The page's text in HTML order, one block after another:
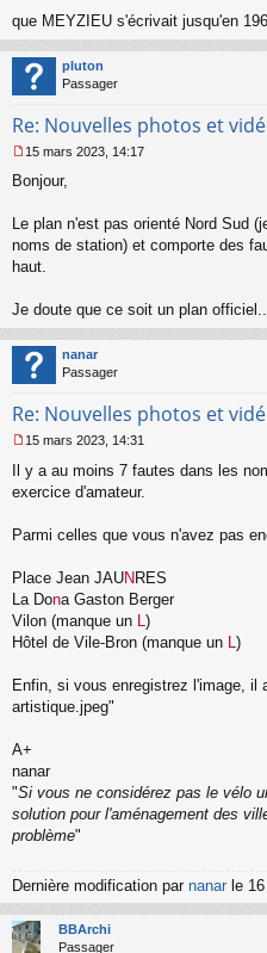
e
o
n
u
que MEYZIEU s'écrivait jusqu'en
pluton
Passager
Re: Nouvelles photos et
e
s
g
e
o
n
l
u
15 mars 2023, 14:17
Bonjour,
Le plan n'est pas orienté Nord Sud
noms de station) et comporte des
haut.
Je doute que ce soit un plan
nanar
Passager
Re: Nouvelles photos et
e
s
g
n
o
n
u
15 mars 2023, 14:31
Il y a au moins 7 fautes dans les
exercice d'amateur.
Parmi celles que vous n'avez pas
Place Jean JAUNRES
La Dona Gaston Berger
Vilon (manque un L )
Hôtel de Vile-Bron (manque un L )
Enfin, si vous enregistrez l'image, il
artistique.jpeg"
A+
nanar
"Si vous ne considérez pas le vélo
solution pour l'aménagement des
problème"
Dernière modification par nanar le
BBArchi
Passager